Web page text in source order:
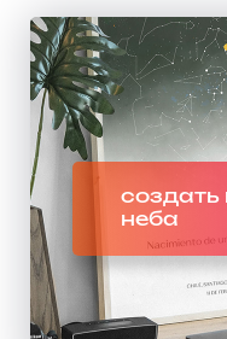
создать
неба